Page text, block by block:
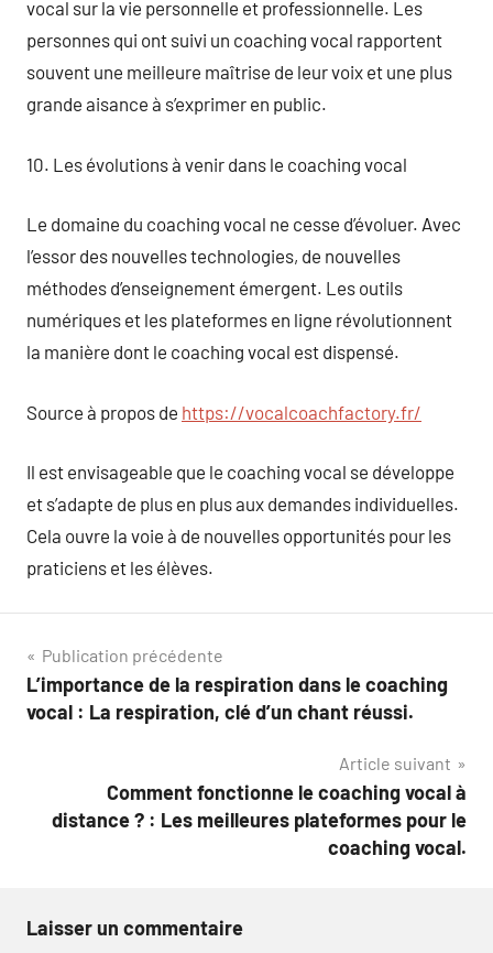
vocal sur la vie personnelle et professionnelle. Les
personnes qui ont suivi un coaching vocal rapportent
souvent une meilleure maîtrise de leur voix et une plus
grande aisance à s’exprimer en public.
10. Les évolutions à venir dans le coaching vocal
Le domaine du coaching vocal ne cesse d’évoluer. Avec
l’essor des nouvelles technologies, de nouvelles
méthodes d’enseignement émergent. Les outils
numériques et les plateformes en ligne révolutionnent
la manière dont le coaching vocal est dispensé.
Source à propos de https://vocalcoachfactory.fr/
Il est envisageable que le coaching vocal se développe
et s’adapte de plus en plus aux demandes individuelles.
Cela ouvre la voie à de nouvelles opportunités pour les
praticiens et les élèves.
Navigation
de
Publication précédente
L’importance de la respiration dans le coaching
vocal : La respiration, clé d’un chant réussi.
Article suivant
Comment fonctionne le coaching vocal à
distance ? : Les meilleures plateformes pour le
coaching vocal.
Laisser un commentaire